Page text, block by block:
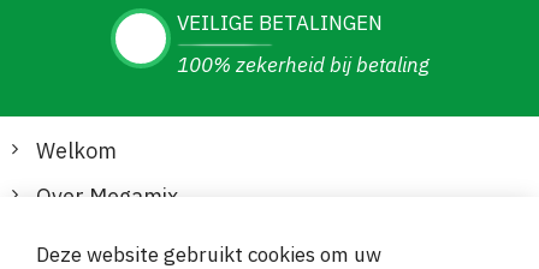
VEILIGE BETALINGEN
100% zekerheid bij betaling
Welkom
Over Megamix
Informatie
Deze website gebruikt cookies om uw